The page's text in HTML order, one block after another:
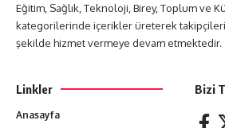
Eğitim, Sağlık, Teknoloji, Birey, Toplum ve
kategorilerinde içerikler üreterek
şekilde hizmet vermeye devam etmektedir.
Linkler
Anasayfa
Bizi